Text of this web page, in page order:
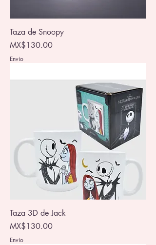
Taza de Snoopy
Price
MX$130.00
Envio
Taza 3D de Jack
Price
MX$130.00
Envio